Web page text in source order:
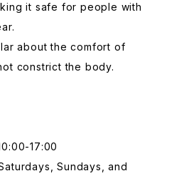
it safe for people with
about the comfort of
constrict the body.
17:00
Sundays, and